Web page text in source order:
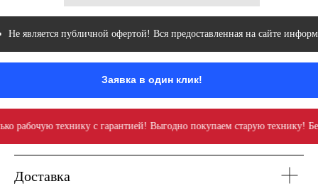
Не является публичной офертой! Вся предоставленная на сайте
Заявка в один клик!
рабочую технику с гарантией! Выгодно покупаем старую технику!
Доставка